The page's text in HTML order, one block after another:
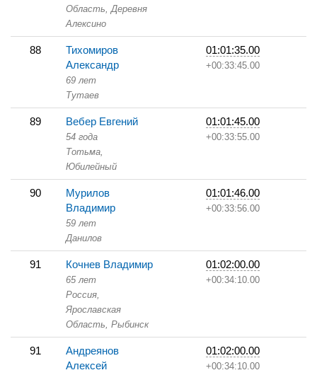
Область, Деревня
Алексино
88
Тихомиров
Александр
69 лет
Тутаев
01:01:35.00
+00:33:45.00
89 Вебер Евгений
54 года
Тотьма,
Юбилейный
01:01:45.00
+00:33:55.00
90
Мурилов
Владимир
59 лет
Данилов
01:01:46.00
+00:33:56.00
91 Кочнев Владимир
65 лет
Россия,
Ярославская
Область, Рыбинск
01:02:00.00
+00:34:10.00
91
Андреянов
Алексей
01:02:00.00
+00:34:10.00